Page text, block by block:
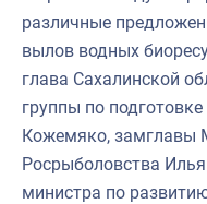
различные
вылов водных
глава Сахалинской
группы по
Кожемяко, замглавы
Росрыболовства
министра по